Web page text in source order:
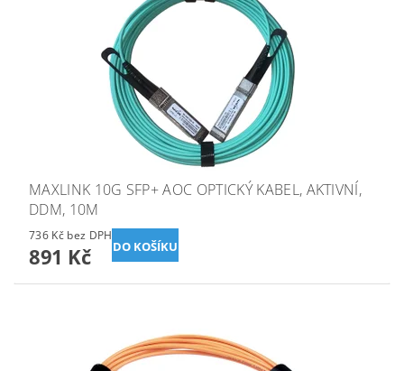
MAXLINK 10G SFP+ AOC OPTICKÝ KABEL, AKTIVNÍ,
DDM, 10M
736 Kč bez DPH
891 Kč